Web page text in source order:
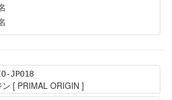
JP018
[ PRIMAL ORIGIN ]